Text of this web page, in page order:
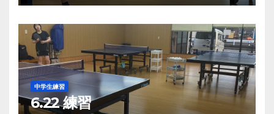
中学生練習
6.22 練習